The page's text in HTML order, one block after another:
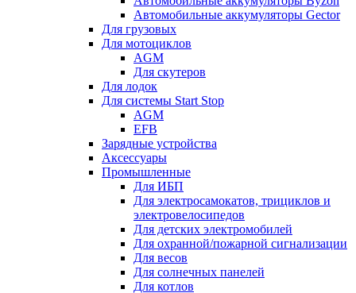
Автомобильные аккумуляторы Gector
Для грузовых
Для мотоциклов
AGM
Для скутеров
Для лодок
Для системы Start Stop
AGM
EFB
Зарядные устройства
Аксессуары
Промышленные
Для ИБП
Для электросамокатов, трициклов и
электровелосипедов
Для детских электромобилей
Для охранной/пожарной сигнализации
Для весов
Для солнечных панелей
Для котлов